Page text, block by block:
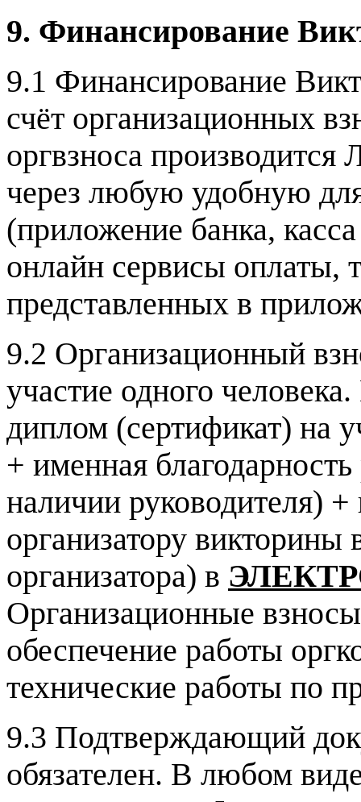
9. Финансирование
9.1 Финансирование
счёт организационных
оргвзноса
через любую удобную
(приложение банка,
онлайн сервисы оплаты,
представленных в
9.2 Организационный
участие одного
диплом (сертификат) на
+ именная
наличии руководителя)
организатору
организатора) в
Организационные
обеспечение работы
технические работы по
9.3 Подтверждающий
обязателен. В любом